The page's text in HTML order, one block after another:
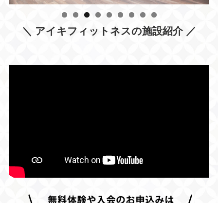
＼ アイキフィットネスの施設紹介 ／